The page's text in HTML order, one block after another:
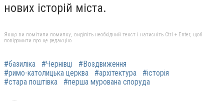
нових історій міста.
Якщо ви помітили помилку, виділіть необхідний текст і натисніть Ctrl + Enter, щоб
повідомити про це редакцію
#базиліка #Чернівці
#Воздвиження
#римо-католицька церква
#архітектура
#історія
#стара поштівка
#перша мурована споруда